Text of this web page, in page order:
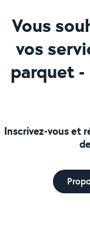
Vous
vos
parquet
Inscrivez-vous et